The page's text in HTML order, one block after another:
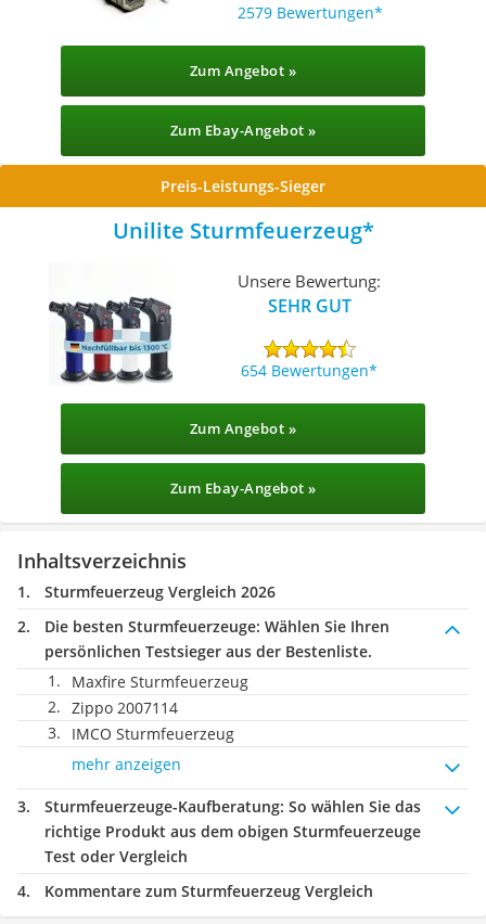
2579 Bewertungen
Zum Angebot »
Zum Ebay-Angebot »
Preis-Leistungs-Sieger
Unilite Sturmfeuerzeug
Unsere Bewertung:
SEHR GUT
654 Bewertungen
Zum Angebot »
Zum Ebay-Angebot »
Inhaltsverzeichnis
Sturmfeuerzeug Vergleich 2026
Die besten Sturmfeuerzeuge: Wählen Sie Ihren
persönlichen Testsieger aus der Bestenliste.
Maxfire Sturmfeuerzeug
Zippo 2007114
IMCO Sturmfeuerzeug
mehr anzeigen
Sturmfeuerzeuge-Kaufberatung: So wählen Sie das
richtige Produkt aus dem obigen Sturmfeuerzeuge
Test oder Vergleich
Kommentare zum Sturmfeuerzeug Vergleich